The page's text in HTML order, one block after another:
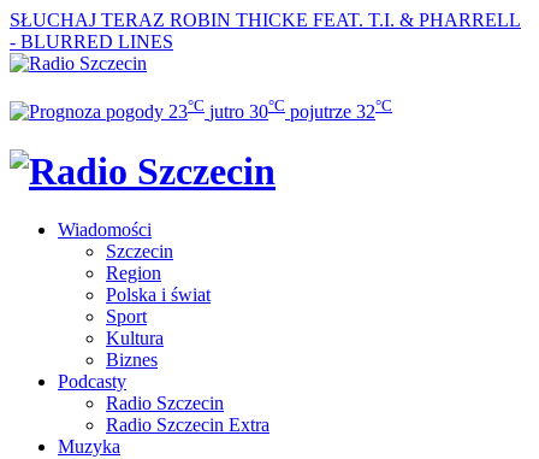
SŁUCHAJ TERAZ ROBIN THICKE FEAT. T.I. & PHARRELL
- BLURRED LINES
23°C jutro 30°C pojutrze 32°C
Wiadomości
Szczecin
Region
Polska i świat
Sport
Kultura
Biznes
Podcasty
Radio Szczecin
Radio Szczecin Extra
Muzyka